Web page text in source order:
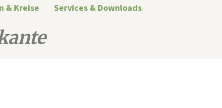
& Kreise Services & Downloads